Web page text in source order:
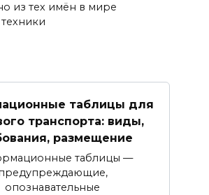
из тех имён в мире
таблицы для
транспорта: виды,
размещение
таблицы —
опознавательные